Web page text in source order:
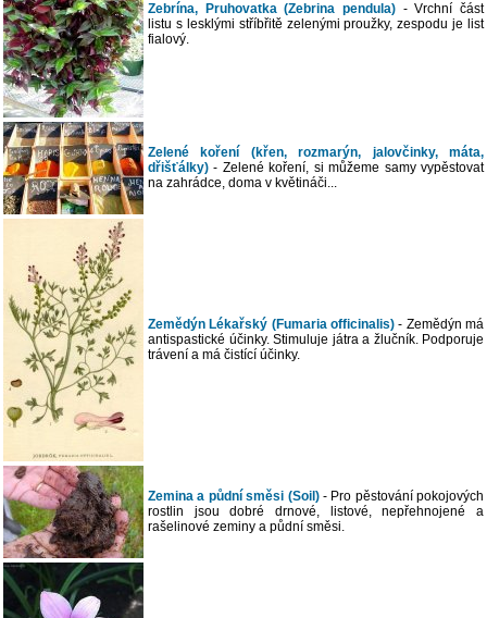
Zebrína, Pruhovatka (Zebrina pendula) - Vrchní část
listu s lesklými stříbřitě zelenými proužky, zespodu je list
fialový.
Zelené koření (křen, rozmarýn, jalovčinky, máta,
dřišťálky) - Zelené koření, si můžeme samy vypěstovat
na zahrádce, doma v květináči...
Zemědýn Lékařský (Fumaria officinalis) - Zemědýn má
antispastické účinky. Stimuluje játra a žlučník. Podporuje
trávení a má čistící účinky.
Zemina a půdní směsi (Soil)- Pro pěstování pokojových
rostlin jsou dobré drnové, listové, nepřehnojené a
rašelinové zeminy a půdní směsi.